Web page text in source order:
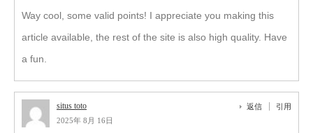
Way cool, some valid points! I appreciate you making this
article available, the rest of the site is also high quality. Have
a fun.
situs toto
2025年 8月 16日
返信 引用